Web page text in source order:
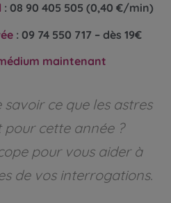
: 08 90 405 505 (0,40 €/min)
: 09 74 550 717 – dès 19€
maintenant
savoir ce que les astres
pour cette année ?
pour vous aider à
de vos interrogations.